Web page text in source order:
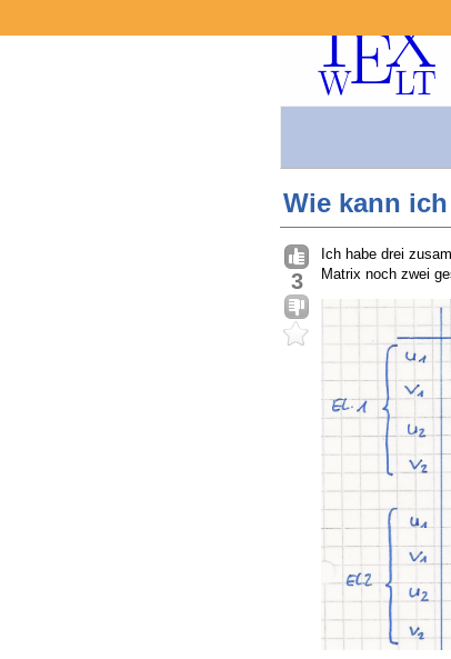
Wie kann
3
Ich habe drei
Matrix noch zwei